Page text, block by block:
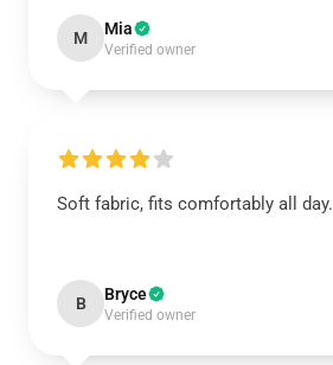
M Mia
Verified owner
Soft fabric, fits comfortably all day.
B Bryce
Verified owner